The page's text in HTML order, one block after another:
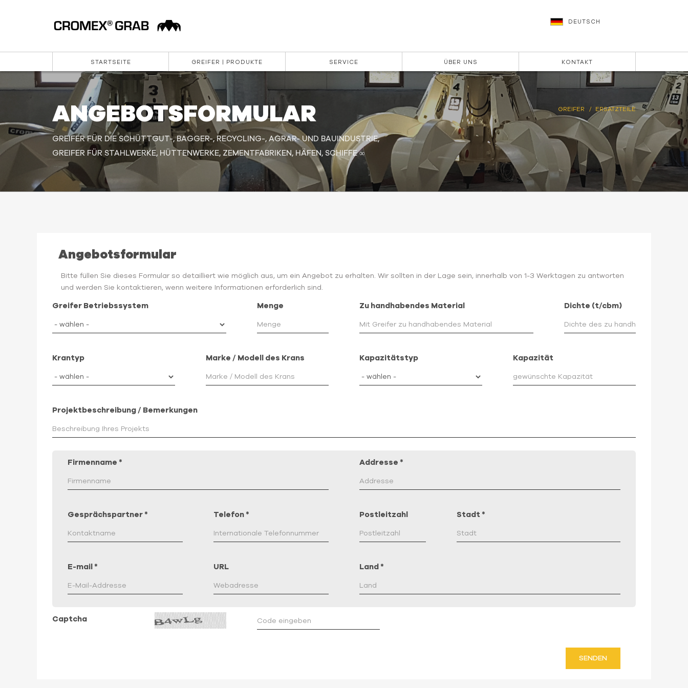
STARTSEITE GREIFER | PRODUKTE SERVICE ÜBER UNS KONTAKT
DEUTSCH
ANGEBOTSFORMULAR
GREIFER FÜR DIE SCHÜTTGUT-, BAGGER-, RECYCLING-, AGRAR- UND BAUINDUSTRIE,
GREIFER FÜR STAHLWERKE, HÜTTENWERKE, ZEMENTFABRIKEN, HÄFEN, SCHIFFE ∞
GREIFER ERSATZTEILE
Angebotsformular
Bitte füllen Sie dieses Formular so detailliert wie möglich aus, um ein Angebot zu erhalten. Wir sollten in der Lage sein, innerhalb von 1-3 Werktagen zu antworten
und werden Sie kontaktieren, wenn weitere Informationen erforderlich sind.
Greifer Betriebssystem Menge Zu handhabendes Material Dichte (t/cbm)
Krantyp Marke / Modell des Krans Kapazitätstyp Kapazität
Projektbeschreibung / Bemerkungen
Firmenname * Addresse *
Gesprächspartner * Telefon * Postleitzahl Stadt *
E-mail * URL Land *
Captcha
SENDEN